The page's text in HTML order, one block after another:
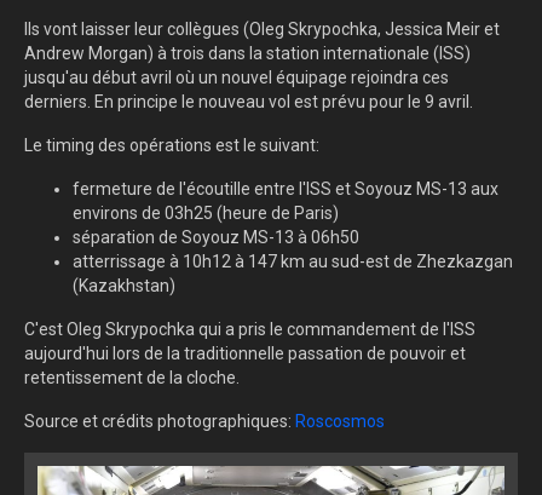
Ils vont laisser leur collègues (Oleg Skrypochka, Jessica Meir et
Andrew Morgan) à trois dans la station internationale (ISS)
jusqu'au début avril où un nouvel équipage rejoindra ces
derniers. En principe le nouveau vol est prévu pour le 9 avril.
Le timing des opérations est le suivant:
fermeture de l'écoutille entre l'ISS et Soyouz MS-13 aux
environs de 03h25 (heure de Paris)
séparation de Soyouz MS-13 à 06h50
atterrissage à 10h12 à 147 km au sud-est de Zhezkazgan
(Kazakhstan)
C'est Oleg Skrypochka qui a pris le commandement de l'ISS
aujourd'hui lors de la traditionnelle passation de pouvoir et
retentissement de la cloche.
Source et crédits photographiques: Roscosmos